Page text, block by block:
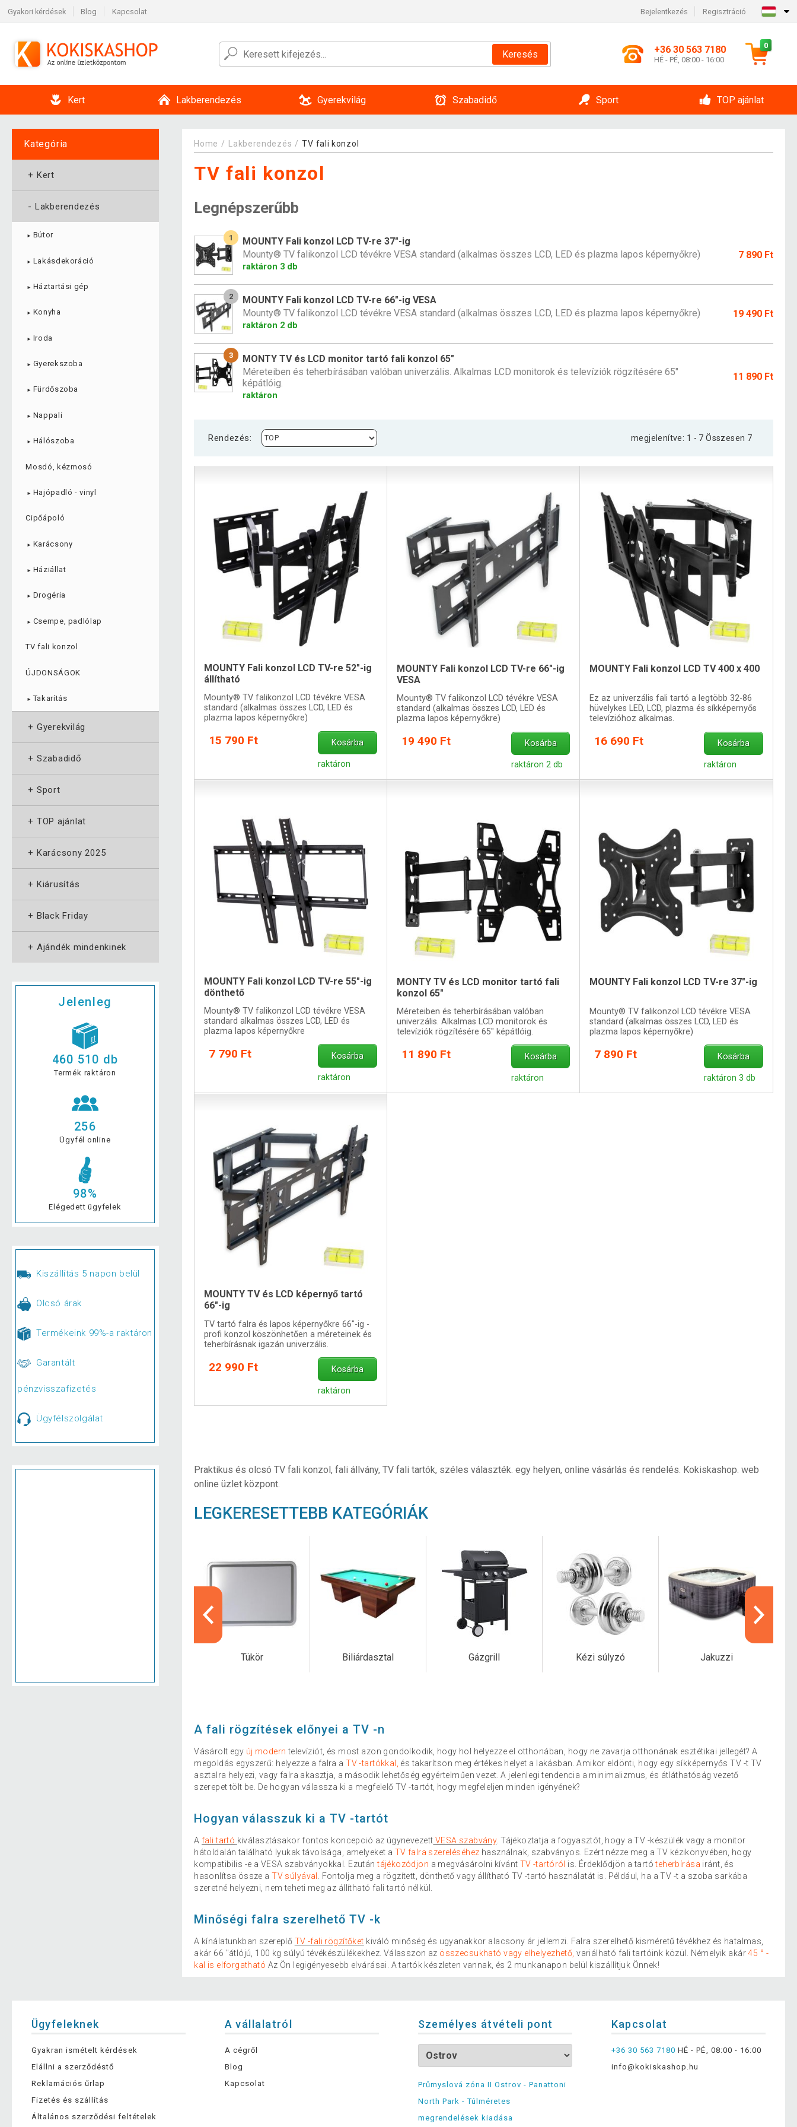
Gyakori kérdések Blog Kapcsolat Bejelentkezés Regisztráció
Keresés +36 30 563 7180
HÉ - PÉ, 08:00 - 16:00
0
Kert Lakberendezés Gyerekvilág Szabadidő Sport TOP ajánlat
Kategória
+ Kert
- Lakberendezés
► Bútor
► Lakásdekoráció
► Háztartási gép
► Konyha
► Iroda
► Gyerekszoba
► Fürdőszoba
► Nappali
► Hálószoba
Mosdó, kézmosó
► Hajópadló - vinyl
Cipőápoló
► Karácsony
► Háziállat
► Drogéria
► Csempe, padlólap
TV fali konzol
ÚJDONSÁGOK
► Takarítás
+ Gyerekvilág
+ Szabadidő
+ Sport
+ TOP ajánlat
+ Karácsony 2025
+ Kiárusítás
+ Black Friday
+ Ajándék mindenkinek
Jelenleg
460 510 db
Termék raktáron
256
Ügyfél online
98%
Elégedett ügyfelek
Kiszállítás 5 napon belül
Olcsó árak
Termékeink 99%-a raktáron
Garantált
pénzvisszafizetés
Ügyfélszolgálat
Home Lakberendezés TV fali konzol
TV fali konzol
Legnépszerűbb
1
MOUNTY Fali konzol LCD TV-re 37"-ig
Mounty® TV falikonzol LCD tévékre VESA standard (alkalmas összes LCD, LED és plazma lapos képernyőkre)
raktáron 3 db
7 890 Ft
2
MOUNTY Fali konzol LCD TV-re 66"-ig VESA
Mounty® TV falikonzol LCD tévékre VESA standard (alkalmas összes LCD, LED és plazma lapos képernyőkre)
raktáron 2 db
19 490 Ft
3
MONTY TV és LCD monitor tartó fali konzol 65"
Méreteiben és teherbírásában valóban univerzális. Alkalmas LCD monitorok és televíziók rögzítésére 65"
képátlóig.
raktáron
11 890 Ft
Rendezés: megjelenítve: 1 - 7 Összesen 7
MOUNTY Fali konzol LCD TV-re 52"-ig
állítható
Mounty® TV falikonzol LCD tévékre VESA
standard (alkalmas összes LCD, LED és
plazma lapos képernyőkre)
15 790 Ft Kosárba
raktáron
MOUNTY Fali konzol LCD TV-re 66"-ig
VESA
Mounty® TV falikonzol LCD tévékre VESA
standard (alkalmas összes LCD, LED és
plazma lapos képernyőkre)
19 490 Ft Kosárba
raktáron 2 db
MOUNTY Fali konzol LCD TV 400 x 400
Ez az univerzális fali tartó a legtöbb 32-86
hüvelykes LED, LCD, plazma és síkképernyős
televízióhoz alkalmas.
16 690 Ft Kosárba
raktáron
MOUNTY Fali konzol LCD TV-re 55"-ig
dönthető
Mounty® TV falikonzol LCD tévékre VESA
standard alkalmas összes LCD, LED és
plazma lapos képernyőkre
7 790 Ft Kosárba
raktáron
MONTY TV és LCD monitor tartó fali
konzol 65"
Méreteiben és teherbírásában valóban
univerzális. Alkalmas LCD monitorok és
televíziók rögzítésére 65" képátlóig.
11 890 Ft Kosárba
raktáron
MOUNTY Fali konzol LCD TV-re 37"-ig
Mounty® TV falikonzol LCD tévékre VESA
standard (alkalmas összes LCD, LED és
plazma lapos képernyőkre)
7 890 Ft Kosárba
raktáron 3 db
MOUNTY TV és LCD képernyő tartó
66"-ig
TV tartó falra és lapos képernyőkre 66"-ig -
profi konzol köszönhetően a méreteinek és
teherbírásnak igazán univerzális.
22 990 Ft Kosárba
raktáron
Praktikus és olcsó TV fali konzol, fali állvány, TV fali tartók, széles választék. egy helyen, online vásárlás és rendelés. Kokiskashop. web
online üzlet központ.
LEGKERESETTEBB KATEGÓRIÁK
Tükör Biliárdasztal Gázgrill Kézi súlyzó Jakuzzi
A fali rögzítések előnyei a TV -n
Vásárolt egy új modern televíziót, és most azon gondolkodik, hogy hol helyezze el otthonában, hogy ne zavarja otthonának esztétikai jellegét? A
megoldás egyszerű: helyezze a falra a TV -tartókkal,
és takarítson meg értékes helyet a lakásban. Amikor eldönti, hogy egy síkképernyős TV -t TV
asztalra helyezi, vagy falra akasztja, a második lehetőség egyértelműen vezet. A jelenlegi tendencia a minimalizmus, és átláthatóság vezető
szerepet tölt be. De hogyan válassza ki a megfelelő TV -tartót, hogy megfeleljen minden igényének?
Hogyan válasszuk ki a TV -tartót
Afali tartó kiválasztásakor fontos koncepció az úgynevezett VESA szabvány. Tájékoztatja a fogyasztót, hogy a TV -készülék vagy a monitor
hátoldalán található lyukak távolsága, amelyeket a TV falra szereléséhez használnak, szabványos. Ezért nézze meg a TV kézikönyvében, hogy
kompatibilis -e a VESA szabványokkal. Ezután tájékozódjon a megvásárolni kívánt TV -tartóról is. Érdeklődjön a tartóteherbírása iránt, és
hasonlítsa össze aTV súlyával
. Fontolja meg a rögzített, dönthető vagy állítható TV -tartó használatát is. Például, ha a TV -t a szoba sarkába
szeretné helyezni, nem teheti meg az állítható fali tartó nélkül.
Minőségi falra szerelhető TV -k
A kínálatunkban szereplő TV -fali rögzítőket kiváló minőség és ugyanakkor alacsony ár jellemzi. Falra szerelhető kisméretű tévékhez és hatalmas,
akár 66 "átlójú, 100 kg súlyú tévékészülékekhez. Válasszon az összecsukható vagy elhelyezhető, variálható fali tartóink közül. Némelyik akár45 ° -
kal is elforgatható Az Ön legigényesebb elvárásai. A tartók készleten vannak, és 2 munkanapon belül kiszállítjuk Önnek!
Ügyfeleknek
Gyakran ismételt kérdések
Elállni a szerződéstő
Reklamációs űrlap
Fizetés és szállítás
Általános szerződési feltételek
A vállalatról
A cégről
Blog
Kapcsolat
Személyes átvételi pont
Průmyslová zóna II Ostrov - Panattoni
North Park - Túlméretes
megrendelések kiadása
Kapcsolat
+36 30 563 7180 HÉ - PÉ, 08:00 - 16:00
info@kokiskashop.hu